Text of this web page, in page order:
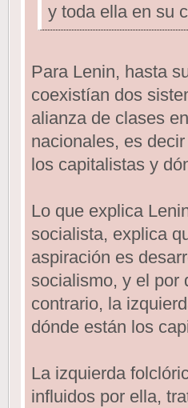
y toda ella en su
Para Lenin, hasta
coexistían dos
alianza de clases
nacionales, es
los capitalistas y
Lo que explica
socialista, explica
aspiración es
socialismo, y el por
contrario, la
dónde están los
La izquierda
influidos por ella,